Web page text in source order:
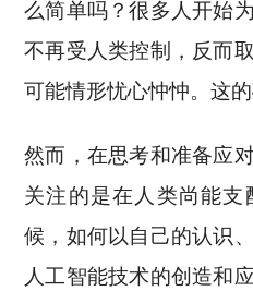
么简单吗？很多人开始
不再受人类控制，反而
可能情形忧心忡忡。这的
然而，在思考和准备应
关注的是在人类尚能
候，如何以自己的认识
人工智能技术的创造和